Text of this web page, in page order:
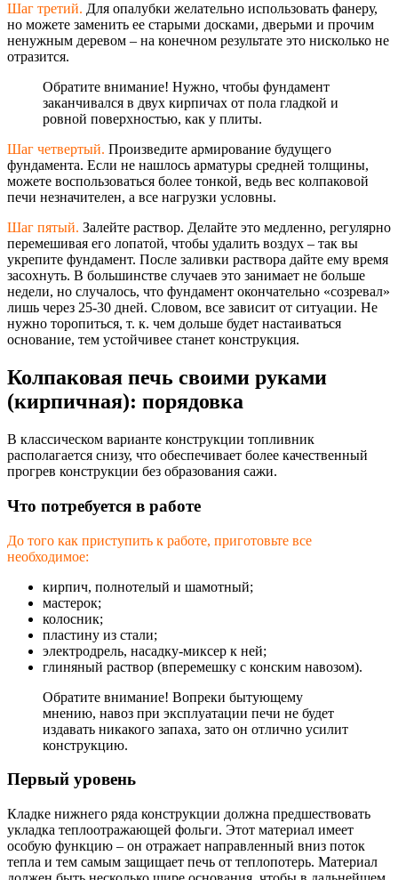
Шаг третий. Для опалубки желательно использовать фанеру,
но можете заменить ее старыми досками, дверьми и прочим
ненужным деревом – на конечном результате это нисколько не
отразится.
Обратите внимание! Нужно, чтобы фундамент
заканчивался в двух кирпичах от пола гладкой и
ровной поверхностью, как у плиты.
Шаг четвертый. Произведите армирование будущего
фундамента. Если не нашлось арматуры средней толщины,
можете воспользоваться более тонкой, ведь вес колпаковой
печи незначителен, а все нагрузки условны.
Шаг пятый. Залейте раствор. Делайте это медленно, регулярно
перемешивая его лопатой, чтобы удалить воздух – так вы
укрепите фундамент. После заливки раствора дайте ему время
засохнуть. В большинстве случаев это занимает не больше
недели, но случалось, что фундамент окончательно «созревал»
лишь через 25-30 дней. Словом, все зависит от ситуации. Не
нужно торопиться, т. к. чем дольше будет настаиваться
основание, тем устойчивее станет конструкция.
Колпаковая печь своими руками
(кирпичная): порядовка
В классическом варианте конструкции топливник
располагается снизу, что обеспечивает более качественный
прогрев конструкции без образования сажи.
Что потребуется в работе
До того как приступить к работе, приготовьте все
необходимое:
кирпич, полнотелый и шамотный;
мастерок;
колосник;
пластину из стали;
электродрель, насадку-миксер к ней;
глиняный раствор (вперемешку с конским навозом).
Обратите внимание! Вопреки бытующему
мнению, навоз при эксплуатации печи не будет
издавать никакого запаха, зато он отлично усилит
конструкцию.
Первый уровень
Кладке нижнего ряда конструкции должна предшествовать
укладка теплоотражающей фольги. Этот материал имеет
особую функцию – он отражает направленный вниз поток
тепла и тем самым защищает печь от теплопотерь. Материал